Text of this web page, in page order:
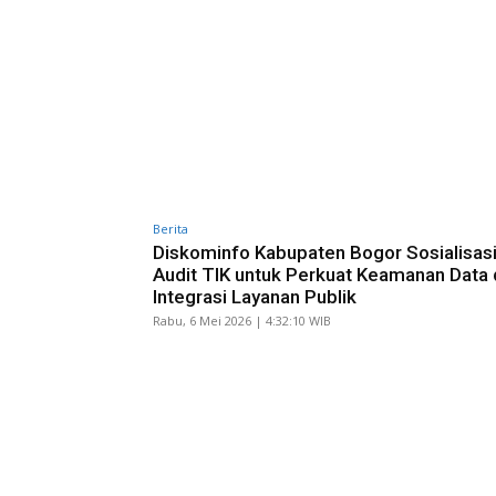
Berita
Diskominfo Kabupaten Bogor
Audit TIK untuk Perkuat Keamanan Data
Integrasi Layanan Publik
Rabu, 6 Mei 2026 | 4:32:10 WIB